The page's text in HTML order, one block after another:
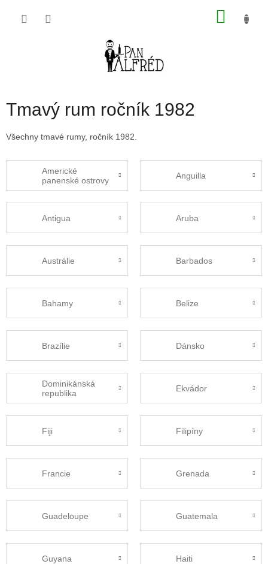
Tmavý rum ročník 1982
Všechny tmavé rumy, ročník 1982.
Americké
panenské ostrovy
Anguilla
Antigua Aruba
Austrálie Barbados
Bahamy Belize
Brazílie Dánsko
Dominikánská
republika
Ekvádor
Fiji Filipíny
Francie Grenada
Guadeloupe Guatemala
Guyana Haiti